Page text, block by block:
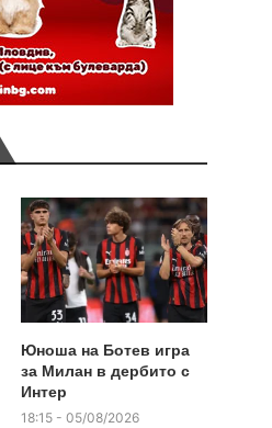
Юноша на Ботев игра
за Милан в дербито с
Интер
18:15 - 05/08/2026